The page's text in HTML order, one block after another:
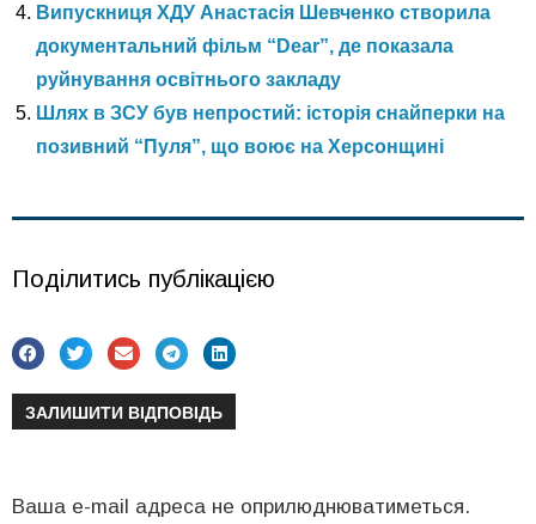
Випускниця ХДУ Анастасія Шевченко створила
документальний фільм “Dear”, де показала
руйнування освітнього закладу
Шлях в ЗСУ був непростий: історія снайперки на
позивний “Пуля”, що воює на Херсонщині
Поділитись публікацією
ЗАЛИШИТИ ВІДПОВІДЬ
Ваша e-mail адреса не оприлюднюватиметься.